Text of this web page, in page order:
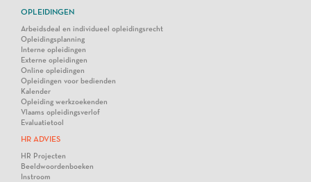
OPLEIDINGEN
Arbeidsdeal en individueel opleidingsrecht
Opleidingsplanning
Interne opleidingen
Externe opleidingen
Online opleidingen
Opleidingen voor bedienden
Kalender
Opleiding werkzoekenden
Vlaams opleidingsverlof
Evaluatietool
HR ADVIES
HR Projecten
Beeldwoordenboeken
Instroom